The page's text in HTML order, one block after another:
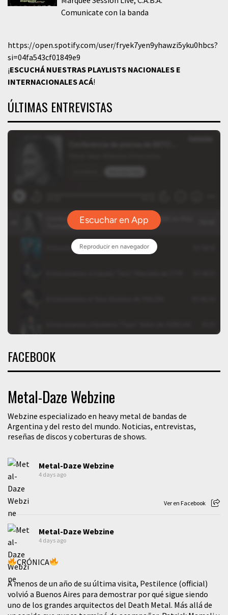
Comunicate con la banda
https://open.spotify.com/user/fryek7yen9yhawzi5yku0hbcs?
si=04fa543cf01849e9
¡ESCUCHÁ NUESTRAS PLAYLISTS NACIONALES E
INTERNACIONALESACÁ!
ÚLTIMAS ENTREVISTAS
FACEBOOK
Metal-Daze Webzine
Webzine especializado en heavy metal de bandas de
Argentina y del resto del mundo. Noticias, entrevistas,
reseñas de discos y coberturas de shows.
Metal-Daze Webzine
4 days ago
Ver en Facebook
Metal-Daze Webzine
4 days ago
CRÓNICA
A menos de un año de su última visita, Pestilence (official)
volvió a Buenos Aires para demostrar por qué sigue siendo
uno de los grandes arquitectos del Death Metal. Más allá de